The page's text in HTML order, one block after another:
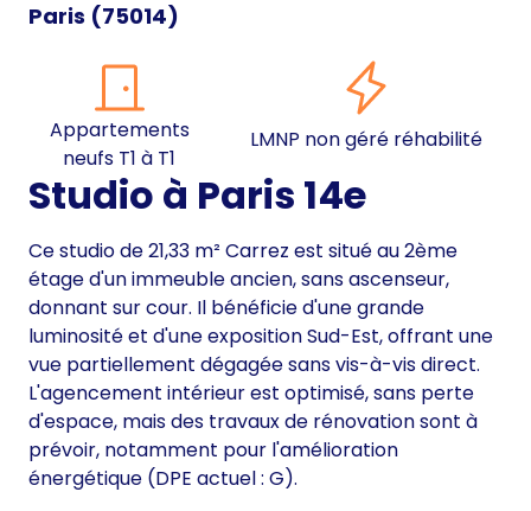
Paris (75014)
Appartements
neufs T1 à T1
LMNP non géré réhabilité
Studio à Paris 14e
Ce studio de 21,33 m² Carrez est situé au 2ème
étage d'un immeuble ancien, sans ascenseur,
donnant sur cour. Il bénéficie d'une grande
luminosité et d'une exposition Sud-Est, offrant une
vue partiellement dégagée sans vis-à-vis direct.
L'agencement intérieur est optimisé, sans perte
d'espace, mais des travaux de rénovation sont à
prévoir, notamment pour l'amélioration
énergétique (DPE actuel : G).